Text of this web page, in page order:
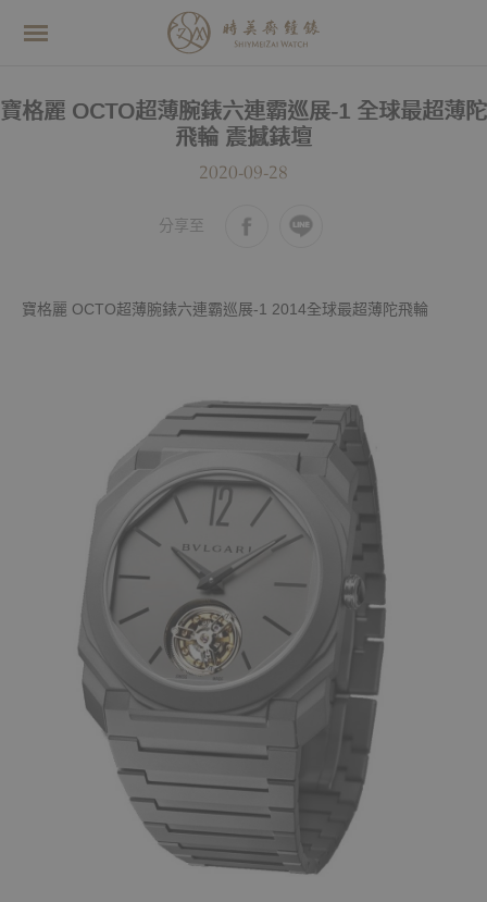
寶格麗 OCTO超薄腕錶六連霸巡展-1 全球最超薄陀
飛輪 震撼錶壇
2020-09-28
分享至
寶格麗 OCTO超薄腕錶六連霸巡展-1 2014全球最超薄陀飛輪